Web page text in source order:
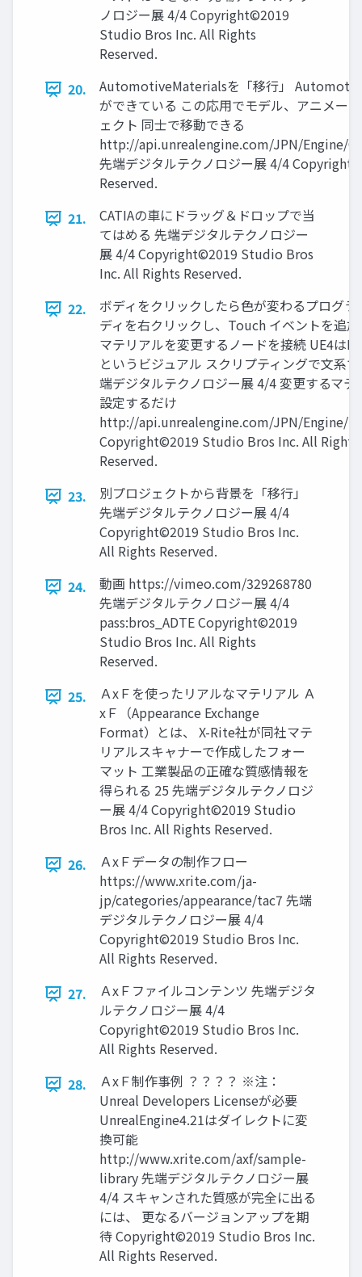
ノロジー展 4/4 Copyright©2019
Studio Bros Inc. All Rights
Reserved.
20.
AutomotiveMaterialsを「移行」
ができている この応用でモデル、アニメー
ェクト 同士で移動できる
http://api.unrealengine.com/JPN/Engine/
先端デジタルテクノロジー展 4/4
Reserved.
21.
CATIAの車にドラッグ＆ドロップで当
てはめる 先端デジタルテクノロジー
展 4/4 Copyright©2019 Studio Bros
Inc. All Rights Reserved.
22.
ボディをクリックしたら色が変わるプログラ
ディを右クリックし、Touch イベントを追
マテリアルを変更するノードを接続 UE4は
というビジュアル スクリプティングで文系
端デジタルテクノロジー展 4/4 変更するマテ
設定するだけ
http://api.unrealengine.com/JPN/Engine/
Copyright©2019 Studio Bros Inc. All Rights
Reserved.
23.
別プロジェクトから背景を「移行」
先端デジタルテクノロジー展 4/4
Copyright©2019 Studio Bros Inc.
All Rights Reserved.
24.
動画 https://vimeo.com/329268780
先端デジタルテクノロジー展 4/4
pass:bros_ADTE Copyright©2019
Studio Bros Inc. All Rights
Reserved.
25.
ＡxＦを使ったリアルなマテリアル Ａ
xＦ（Appearance Exchange
Format）とは、 X-Rite社が同社マテ
リアルスキャナーで作成したフォー
マット 工業製品の正確な質感情報を
得られる 25 先端デジタルテクノロジ
ー展 4/4 Copyright©2019 Studio
Bros Inc. All Rights Reserved.
26.
ＡxＦデータの制作フロー
https://www.xrite.com/ja-
jp/categories/appearance/tac7 先端
デジタルテクノロジー展 4/4
Copyright©2019 Studio Bros Inc.
All Rights Reserved.
27.
ＡxＦファイルコンテンツ 先端デジタ
ルテクノロジー展 4/4
Copyright©2019 Studio Bros Inc.
All Rights Reserved.
28.
ＡxＦ制作事例 ？？？？ ※注：
Unreal Developers Licenseが必要
UnrealEngine4.21はダイレクトに変
換可能
http://www.xrite.com/axf/sample-
library 先端デジタルテクノロジー展
4/4 スキャンされた質感が完全に出る
には、 更なるバージョンアップを期
待 Copyright©2019 Studio Bros Inc.
All Rights Reserved.